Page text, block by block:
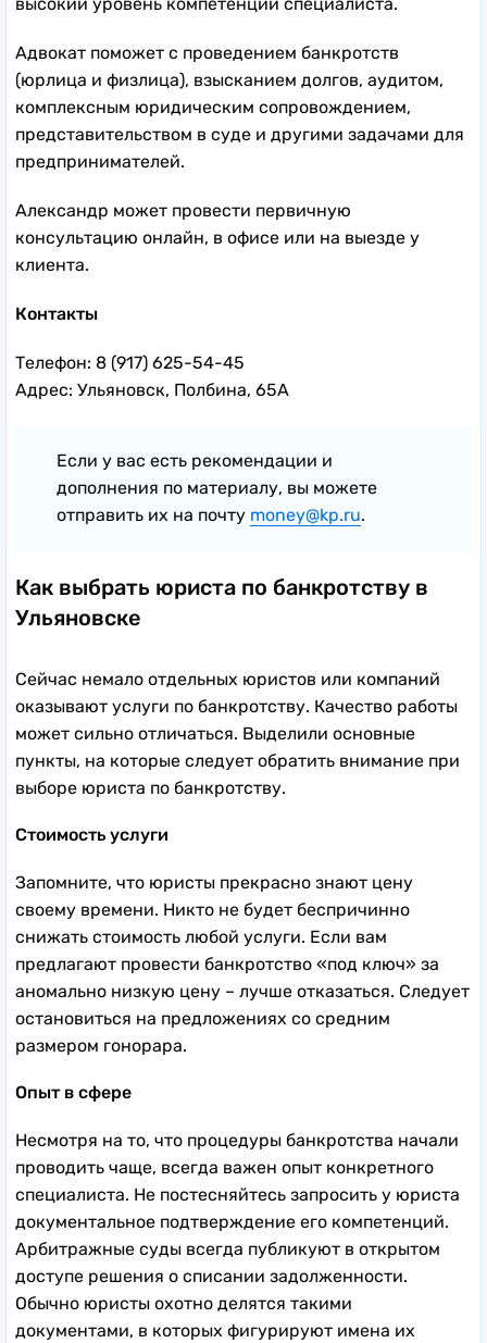
Адвокат поможет с проведением банкротств
(юрлица и физлица), взысканием долгов, аудитом,
комплексным юридическим сопровождением,
представительством в суде и другими задачами для
предпринимателей.
Александр может провести первичную
консультацию онлайн, в офисе или на выезде у
клиента.
Контакты
Телефон: 8 (917) 625-54-45
Адрес: Ульяновск, Полбина, 65А
Если у вас есть рекомендации и
дополнения по материалу, вы можете
отправить их на почту money@kp.ru.
Как выбрать юриста по банкротству в
Ульяновске
Сейчас немало отдельных юристов или компаний
оказывают услуги по банкротству. Качество работы
может сильно отличаться. Выделили основные
пункты, на которые следует обратить внимание при
выборе юриста по банкротству.
Стоимость услуги
Запомните, что юристы прекрасно знают цену
своему времени. Никто не будет беспричинно
снижать стоимость любой услуги. Если вам
предлагают провести банкротство «под ключ» за
аномально низкую цену – лучше отказаться. Следует
остановиться на предложениях со средним
размером гонорара.
Опыт в сфере
Несмотря на то, что процедуры банкротства начали
проводить чаще, всегда важен опыт конкретного
специалиста. Не постесняйтесь запросить у юриста
документальное подтверждение его компетенций.
Арбитражные суды всегда публикуют в открытом
доступе решения о списании задолженности.
Обычно юристы охотно делятся такими
документами, в которых фигурируют имена их